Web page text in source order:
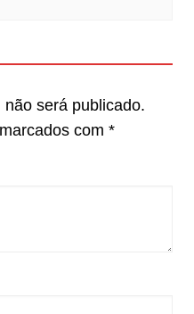
será publicado.
com *